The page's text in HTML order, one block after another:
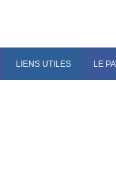
LIENS UTILES LE